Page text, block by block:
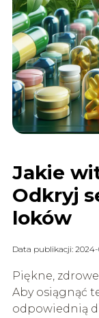
Jakie
Odkryj
loków
Data publikacji: 2024-
Piękne,
Aby osiągnąć
odpowiednią